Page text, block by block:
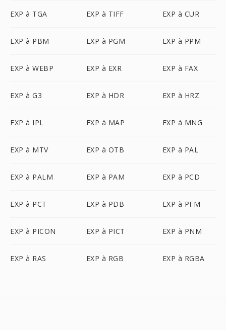
EXP à TGA EXP à TIFF EXP à CUR
EXP à PBM EXP à PGM EXP à PPM
EXP à WEBP EXP à EXR EXP à FAX
EXP à G3 EXP à HDR EXP à HRZ
EXP à IPL EXP à MAP EXP à MNG
EXP à MTV EXP à OTB EXP à PAL
EXP à PALM EXP à PAM EXP à PCD
EXP à PCT EXP à PDB EXP à PFM
EXP à PICON EXP à PICT EXP à PNM
EXP à RAS EXP à RGB EXP à RGBA